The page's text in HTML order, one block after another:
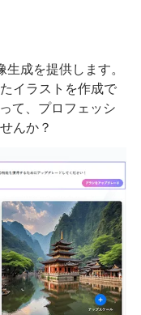
成を提供します。
イラストを作成で
て、プロフェッシ
んか？